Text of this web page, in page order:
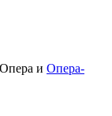
и Опера-